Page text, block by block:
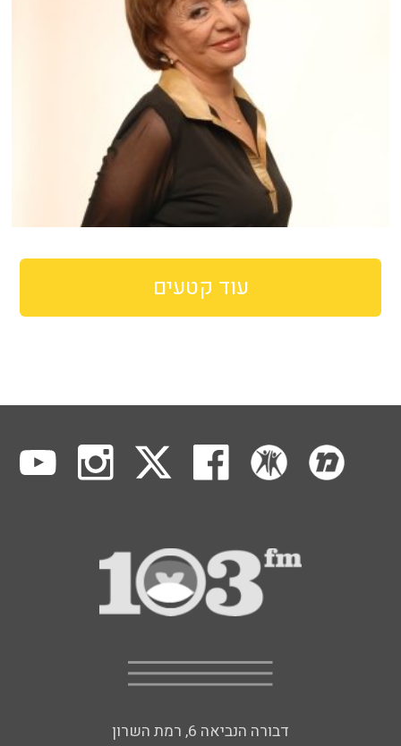
עוד קטעים
דבורה הנביאה 6, רמת השרון